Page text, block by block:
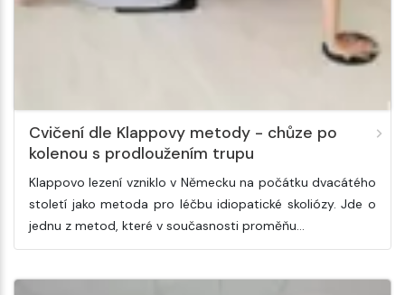
Cvičení dle Klappovy metody - chůze po
kolenou s prodloužením trupu
Klappovo lezení vzniklo v Německu na počátku dvacátého
století jako metoda pro léčbu idiopatické skoliózy. Jde o
jednu z metod, které v současnosti proměňu…